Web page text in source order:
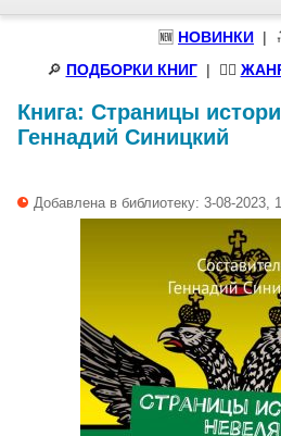
🆕 НОВИНКИ |
🔎 ПОДБОРКИ КНИГ| 🧝‍♀️
Книга: Страницы
Геннадий Синицкий
Добавлена в библиотеку: 3-08-2023,